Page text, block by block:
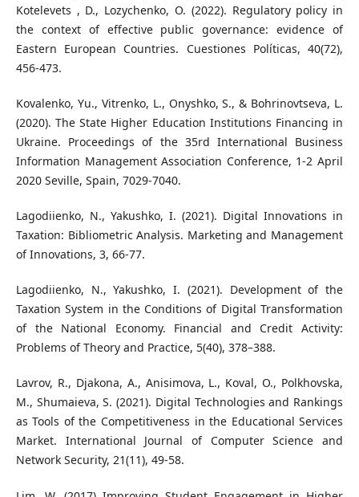
Kotelevets , D., Lozychenko, O. (2022). Regulatory policy in
the context of effective public governance: evidence of
Eastern European Countries. Cuestiones Políticas, 40(72),
456-473.
Kovalenko, Yu., Vitrenko, L., Onyshko, S., & Bohrinovtseva, L.
(2020). The State Higher Education Institutions Financing in
Ukraine. Proceedings of the 35rd International Business
Information Management Association Conference, 1-2 April
2020 Seville, Spain, 7029-7040.
Lagodiienko, N., Yakushko, I. (2021). Digital Innovations in
Taxation: Bibliometric Analysis. Marketing and Management
of Innovations, 3, 66-77.
Lagodiienko, N., Yakushko, І. (2021). Development of the
Taxation System in the Conditions of Digital Transformation
of the National Economy. Financial and Credit Activity:
Problems of Theory and Practice, 5(40), 378–388.
Lavrov, R., Djakona, A., Anisimova, L., Koval, O., Polkhovska,
M., Shumaieva, S. (2021). Digital Technologies and Rankings
as Tools of the Competitiveness in the Educational Services
Market. International Journal of Computer Science and
Network Security, 21(11), 49-58.